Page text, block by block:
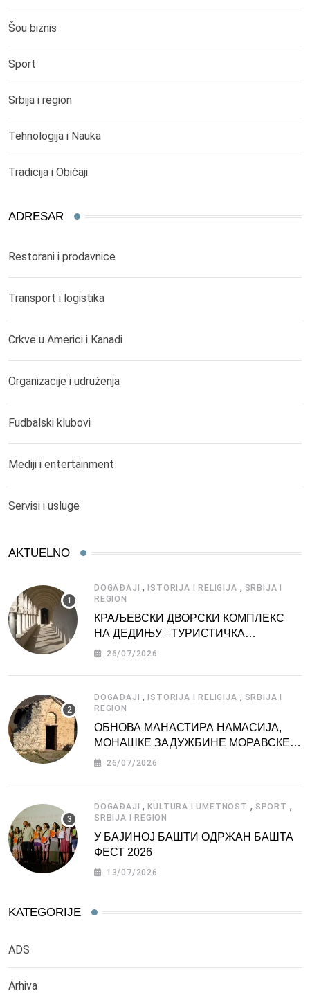
Šou biznis
Sport
Srbija i region
Tehnologija i Nauka
Tradicija i Običaji
ADRESAR
Restorani i prodavnice
Transport i logistika
Crkve u Americi i Kanadi
Organizacije i udruženja
Fudbalski klubovi
Mediji i entertainment
Servisi i usluge
AKTUELNO
DOGAĐAJI , ISTORIJA I RELIGIJA , SRBIJA I
REGION
КРАЉЕВСКИ ДВОРСКИ КОМПЛЕКС
НА ДЕДИЊУ –ТУРИСТИЧКА
АТРАКЦИЈА
26/07/2026
DOGAĐAJI , ISTORIJA I RELIGIJA , SRBIJA I
REGION
ОБНОВА МАНАСТИРА НАМАСИЈА,
МОНАШКЕ ЗАДУЖБИНЕ МОРАВСКЕ
СРБИЈЕ
26/07/2026
DOGAĐAJI ,KULTURA I UMETNOST , SPORT ,
SRBIJA I REGION
У БАЈИНОЈ БАШТИ ОДРЖАН БАШТА
ФЕСТ 2026
13/07/2026
KATEGORIJE
ADS
Arhiva